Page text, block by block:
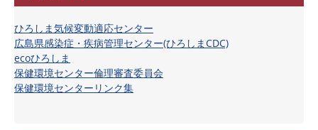
ひろしま気候変動適応センター
広島県感染症・疾病管理センター(ひろしまCDC)
ecoひろしま
保健環境センター倫理審査委員会
保健環境センターリンク集